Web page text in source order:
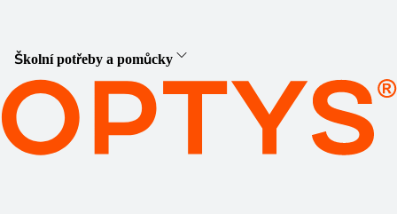
Školní potřeby a pomůcky